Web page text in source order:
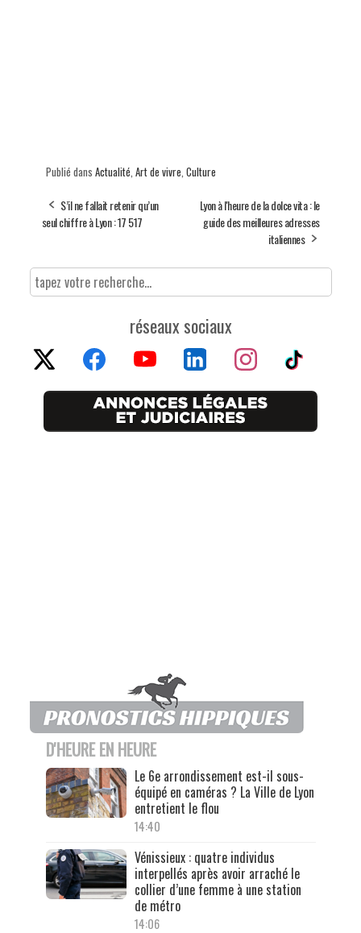
Publié dans Actualité Art de vivre Culture
S’il ne fallait retenir qu’un
seul chiffre à Lyon : 17 517
Lyon à l'heure de la dolce vita : le
guide des meilleures adresses
italiennes
réseaux sociaux
D'HEURE EN HEURE
Le 6e arrondissement est-il sous-
équipé en caméras ? La Ville de Lyon
entretient le flou
14:40
Vénissieux : quatre individus
interpellés après avoir arraché le
collier d’une femme à une station
de métro
14:06